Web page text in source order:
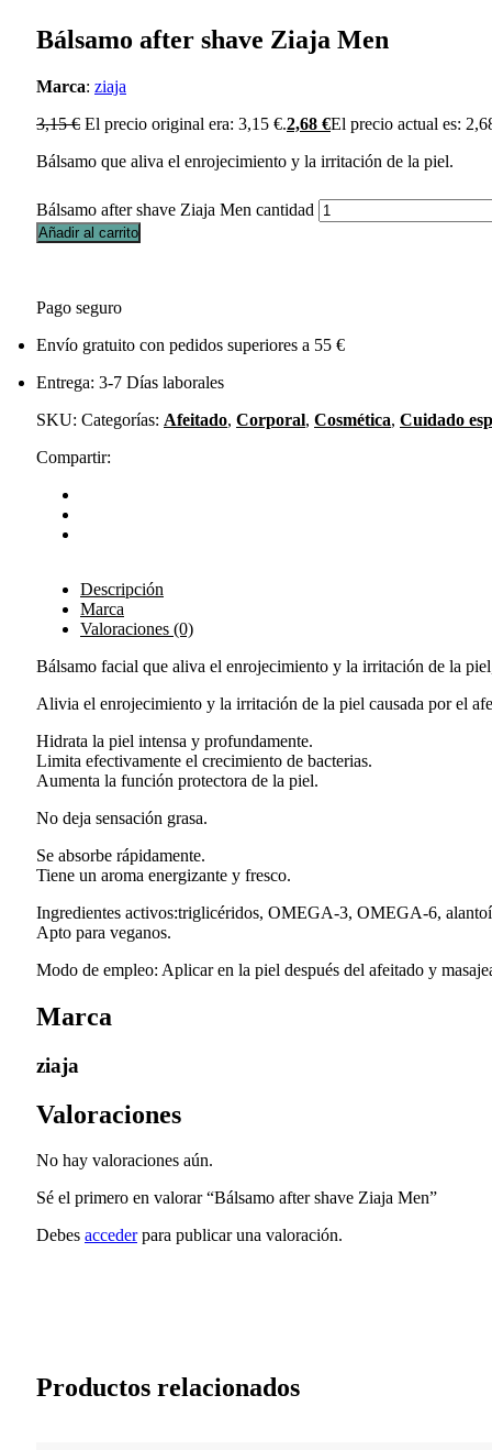
Bálsamo after shave Ziaja Men
Marca: ziaja
3,15€ El precio original era: 3,15 €.2,68 €El precio actual es:
Bálsamo que aliva el enrojecimiento y la irritación de la piel.
Bálsamo after shave Ziaja Men cantidad
Añadir al carrito
Pago seguro
Envío gratuito con pedidos superiores a 55 €
Entrega: 3-7 Días laborales
SKU: Categorías: Afeitado, Corporal, Cosmética, Cuidado
Compartir:
Descripción
Marca
Valoraciones (0)
Bálsamo facial que aliva el enrojecimiento y la irritación de la
Alivia el enrojecimiento y la irritación de la piel causada por el
Hidrata la piel intensa y profundamente.
Limita efectivamente el crecimiento de bacterias.
Aumenta la función protectora de la piel.
No deja sensación grasa.
Se absorbe rápidamente.
Tiene un aroma energizante y fresco.
Ingredientes activos:triglicéridos, OMEGA-3, OMEGA-6,
Apto para veganos.
Modo de empleo: Aplicar en la piel después del afeitado y
Marca
ziaja
Valoraciones
No hay valoraciones aún.
Sé el primero en valorar “Bálsamo after shave Ziaja Men”
Debes accederpara publicar una valoración.
Productos relacionados